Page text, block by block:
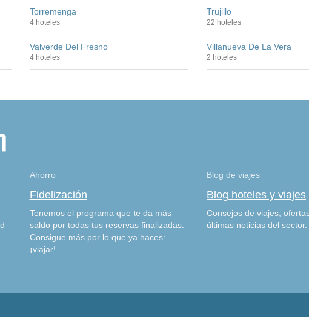
Torremenga
4 hoteles
Trujillo
22 hoteles
Valverde Del Fresno
4 hoteles
Villanueva De La Vera
2 hoteles
Ahorro
Fidelización
Tenemos el programa que te da más
saldo por todas tus reservas finalizadas.
Consigue más por lo que ya haces:
¡viajar!
Blog de viajes
Blog hoteles y viajes
Consejos de viajes,
últimas noticias del sector.